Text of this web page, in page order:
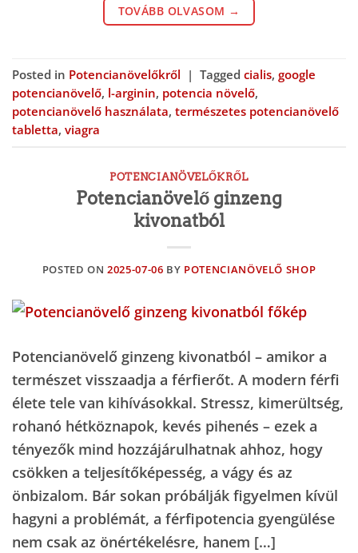
TOVÁBB OLVASOM →
Posted in Potencianövelőkről | Tagged cialis, google
potencianövelő, l-arginin, potencia növelő,
potencianövelő használata, természetes potencianövelő
tabletta, viagra
POTENCIANÖVELŐKRŐL
Potencianövelő ginzeng
kivonatból
POSTED ON2025-07-06 BY POTENCIANÖVELŐ SHOP
Potencianövelő ginzeng kivonatból – amikor a
természet visszaadja a férfierőt. A modern férfi
élete tele van kihívásokkal. Stressz, kimerültség,
rohanó hétköznapok, kevés pihenés – ezek a
tényezők mind hozzájárulhatnak ahhoz, hogy
csökken a teljesítőképesség, a vágy és az
önbizalom. Bár sokan próbálják figyelmen kívül
hagyni a problémát, a férfipotencia gyengülése
nem csak az önértékelésre, hanem […]